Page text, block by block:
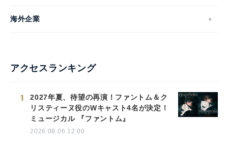
海外企業
アクセスランキング
1
2027年夏、待望の再演！ファントム＆ク
リスティーヌ役のWキャスト4名が決定！
ミュージカル 『ファントム』
2026.08.06 12:00